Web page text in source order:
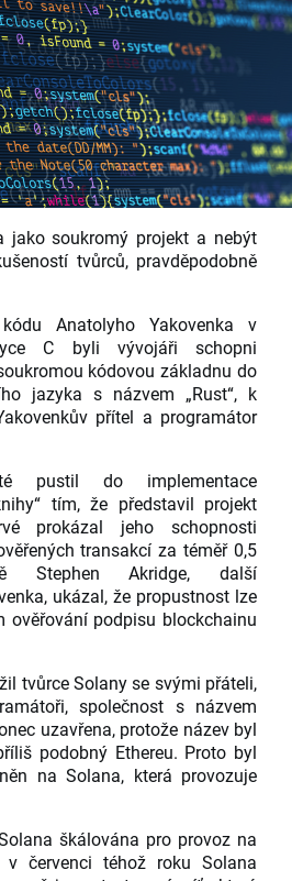
jako soukromý projekt a nebýt
tvůrců, pravděpodobně
Anatolyho Yakovenka v
C byli vývojáři schopni
kódovou základnu do
jazyka s názvem „Rust“, k
přítel a programátor
pustil do implementace
tím, že představil projekt
prokázal jeho schopnosti
transakcí za téměř 0,5
Stephen Akridge, další
ukázal, že propustnost lze
ověřování podpisu blockchainu
tvůrce Solany se svými přáteli,
společnost s názvem
uzavřena, protože název byl
podobný Ethereu. Proto byl
na Solana, která provozuje
škálována pro provoz na
červenci téhož roku Solana